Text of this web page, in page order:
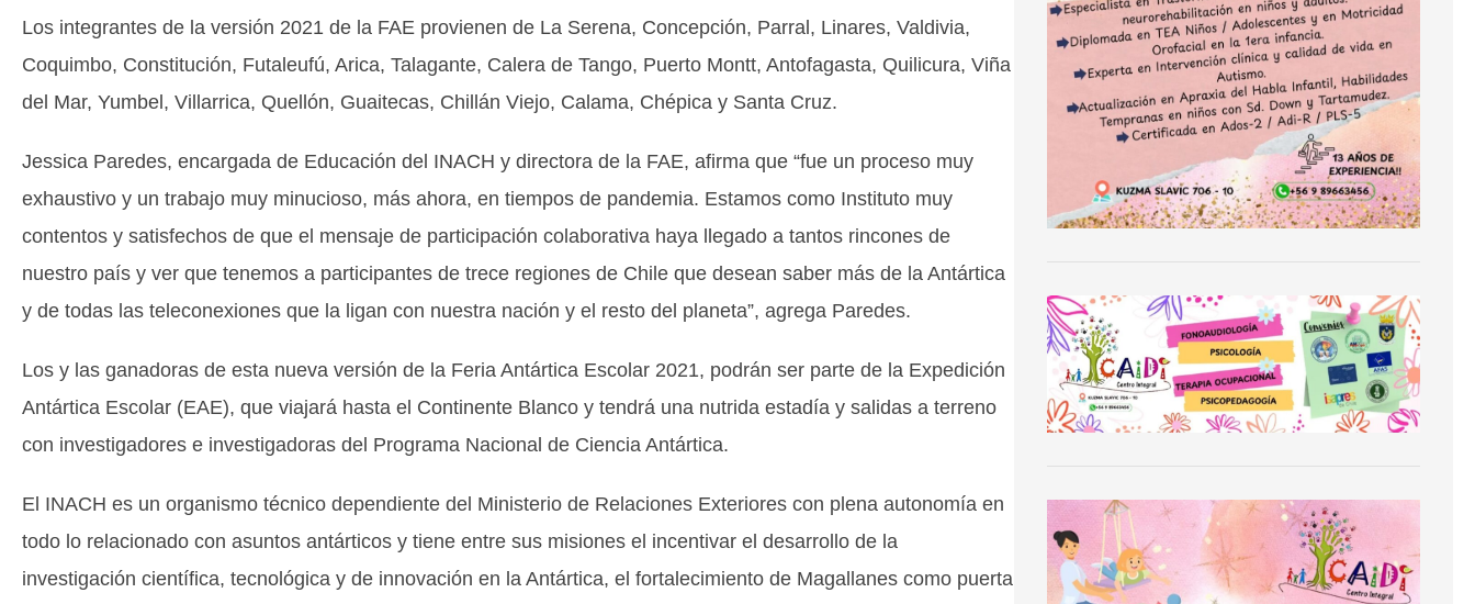
Los integrantes de la versión 2021 de la FAE provienen de La Serena, Concepción, Parral, Linares, Valdivia,
Coquimbo, Constitución, Futaleufú, Arica, Talagante, Calera de Tango, Puerto Montt, Antofagasta, Quilicura, Viña
del Mar, Yumbel, Villarrica, Quellón, Guaitecas, Chillán Viejo, Calama, Chépica y Santa Cruz.
Jessica Paredes, encargada de Educación del INACH y directora de la FAE, afirma que “fue un proceso muy
exhaustivo y un trabajo muy minucioso, más ahora, en tiempos de pandemia. Estamos como Instituto muy
contentos y satisfechos de que el mensaje de participación colaborativa haya llegado a tantos rincones de
nuestro país y ver que tenemos a participantes de trece regiones de Chile que desean saber más de la Antártica
y de todas las teleconexiones que la ligan con nuestra nación y el resto del planeta”, agrega Paredes.
Los y las ganadoras de esta nueva versión de la Feria Antártica Escolar 2021, podrán ser parte de la Expedición
Antártica Escolar (EAE), que viajará hasta el Continente Blanco y tendrá una nutrida estadía y salidas a terreno
con investigadores e investigadoras del Programa Nacional de Ciencia Antártica.
El INACH es un organismo técnico dependiente del Ministerio de Relaciones Exteriores con plena autonomía en
todo lo relacionado con asuntos antárticos y tiene entre sus misiones el incentivar el desarrollo de la
investigación científica, tecnológica y de innovación en la Antártica, el fortalecimiento de Magallanes como puerta